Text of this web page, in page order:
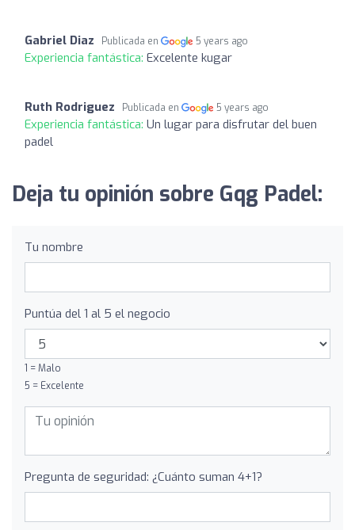
Gabriel Diaz Publicada en 5 years ago
Experiencia fantástica: Excelente kugar
Ruth Rodriguez Publicada en 5 years ago
Experiencia fantástica: Un lugar para disfrutar del buen
padel
Deja tu opinión sobre Gqg Padel:
Tu nombre
Puntúa del 1 al 5 el negocio
1 = Malo
5 = Excelente
Pregunta de seguridad: ¿Cuánto suman 4+1?